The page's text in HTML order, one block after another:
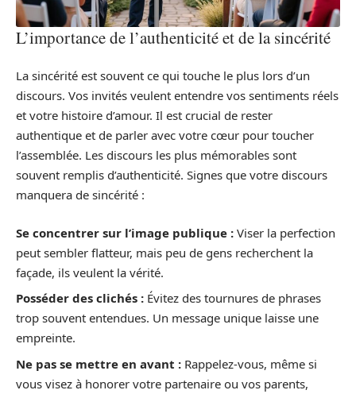
L’importance de l’authenticité et de la sincérité
La sincérité est souvent ce qui touche le plus lors d’un
discours. Vos invités veulent entendre vos sentiments réels
et votre histoire d’amour. Il est crucial de rester
authentique et de parler avec votre cœur pour toucher
l’assemblée. Les discours les plus mémorables sont
souvent remplis d’authenticité. Signes que votre discours
manquera de sincérité :
Se concentrer sur l’image publique : Viser la perfection
peut sembler flatteur, mais peu de gens recherchent la
façade, ils veulent la vérité.
Posséder des clichés : Évitez des tournures de phrases
trop souvent entendues. Un message unique laisse une
empreinte.
Ne pas se mettre en avant : Rappelez-vous, même si
vous visez à honorer votre partenaire ou vos parents,